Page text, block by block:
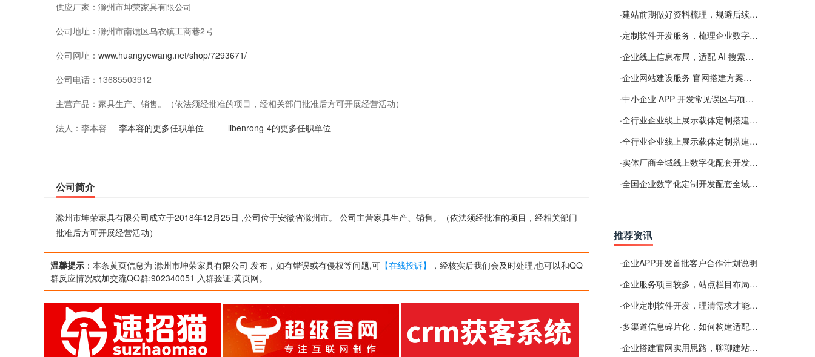
供应厂家： 滁州市坤荣家具有限公司
公司地址： 滁州市南谯区乌衣镇工商巷2号
公司网址： www.huangyewang.net/shop/7293671/
公司电话： 13685503912
主营产品： 家具生产、销售。（依法须经批准的项目，经相关部门批准后方可开展经营活动）
法人： 李本容 李本容的更多任职单位 libenrong-4的更多任职单位
公司简介
滁州市坤荣家具有限公司成立于2018年12月25日 ,公司位于安徽省滁州市。 公司主营家具生产、销售。（依法须经批准的项目，经相关部门
批准后方可开展经营活动）
温馨提示 ：本条黄页信息为 滁州市坤荣家具有限公司 发布，如有错误或有侵权等问题,可 【在线投诉】
，经核实后我们会及时处理,也可以和QQ
群反应情况或加交流QQ群:902340051 入群验证:黄页网。
·建站前期做好资料梳理，规避后续各类使用难题
·定制软件开发服务，梳理企业数字化落地常见难点
·企业线上信息布局，适配 AI 搜索需要留意这些要点
·企业网站建设服务 官网搭建方案经验分享
·中小企业 APP 开发常见误区与项目规划实用经验
·全行业企业线上展示载体定制搭建服务
·全行业企业线上展示载体定制搭建服务
·实体厂商全域线上数字化配套开发与地域检索优化服务
·全国企业数字化定制开发配套全域搜索优化服务
推荐资讯
·企业APP开发首批客户合作计划说明
·企业服务项目较多，站点栏目布局规划参考思路
·企业定制软件开发，理清需求才能提升数字化落地效率
·多渠道信息碎片化，如何构建适配 AI 检索的品牌信息源
·企业搭建官网实用思路，聊聊建站容易忽视的问题